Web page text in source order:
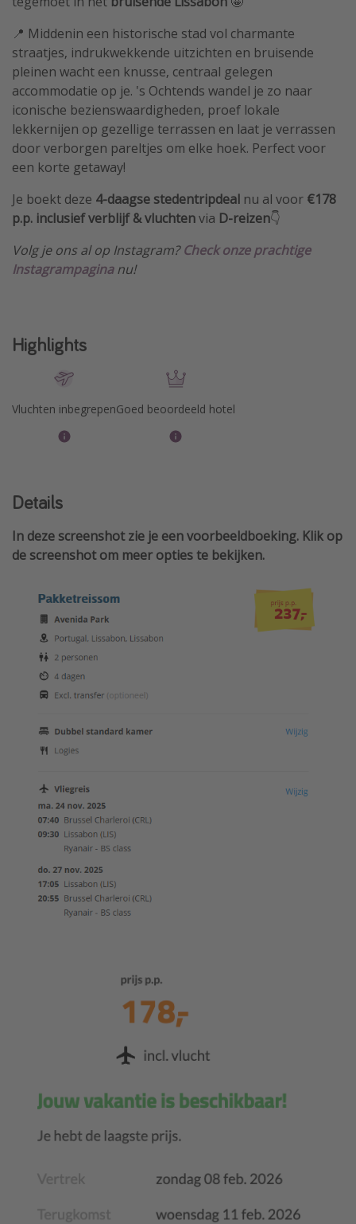
📍 Middenin een historische stad vol charmante
straatjes, indrukwekkende uitzichten en bruisende
pleinen wacht een knusse, centraal gelegen
accommodatie op je. 's Ochtends wandel je zo naar
iconische bezienswaardigheden, proef lokale
lekkernijen op gezellige terrassen en laat je verrassen
door verborgen pareltjes om elke hoek. Perfect voor
een korte getaway!
Je boekt deze 4-daagse stedentripdeal nu al voor €178
p.p. inclusief verblijf & vluchtenvia D-reizen👇
Volg je ons al op Instagram?Check onze prachtige
Instagrampaginanu!
Highlights
Vluchten inbegrepenGoed beoordeeld hotel
Details
In deze screenshot zie je een voorbeeldboeking. Klik op
de screenshot om meer opties te bekijken.